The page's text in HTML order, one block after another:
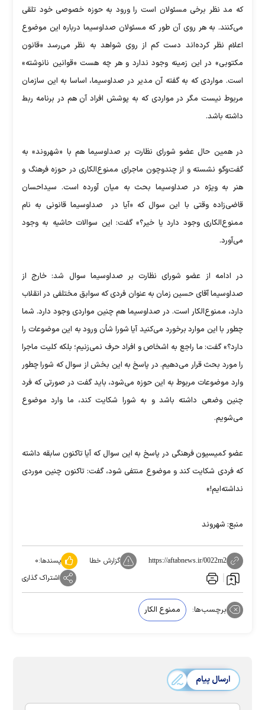
که مد نظر برخی مسئولان است را ورود به حوزه خصوصی خود تلقی
می‌کنند. به هر روی آن‌ طور که مسئولان صداوسیما درباره این موضوع
اعلام نظر کرده‌اند دست کم از روی شواهد به نظر می‌رسد «قانون
مکتوبی» در این زمینه وجود ندارد و هر چه هست «قوانین نانوشته»
است. مواردی که به گفته آن مدیر در صداوسیما، اساسا به این سازمان
مربوط نیست مگر در مواردی که به پوشش افراد آن هم در برنامه ربط
داشته باشد.
در همین حال عضو شورای نظارت بر صداوسیما هم با «شهروند» به
گفت‌و‌گو نشسته و از چند‌و‌چون ماجرای ممنوع‌الکاری در حوزه فرهنگ و
هنر به‌ ویژه در صداوسیما بحث به میان آورده است. سیداحسان
قاضی‌زاده وقتی با این سوال که «آیا در صداوسیما قانونی به نام
ممنوع‌الکاری وجود دارد یا خیر؟» گفت: این سوالات حاشیه به وجود
می‌آورد.
در ادامه از عضو شورای نظارت بر صداوسیما سوال شد: خارج از
صداوسیما آقای حسین زمان به‌ عنوان فردی که سوابق مختلفی در انقلاب
دارد، ممنوع‌الکار است. در صداوسیما هم چنین مواردی وجود دارد. شما
چطور با این موارد برخورد می‌کنید آیا شورا شأن ورود به این موضوعات را
دارد؟» گفت: ما راجع به اشخاص و افراد حرف نمی‌زنیم؛ بلکه کلیت ماجرا
را مورد بحث قرار می‌دهیم. در پاسخ به این بخش از سوال که شورا چطور
وارد موضوعات مربوط به این حوزه می‌شود، باید گفت در صورتی که فرد
چنین وضعی داشته باشد و به شورا شکایت کند، ما وارد موضوع
می‌شویم.
عضو کمیسیون فرهنگی در پاسخ به این سوال که آیا تاکنون سابقه‌ داشته
که فردی شکایت کند و موضوع منتفی شود، گفت: تاکنون چنین موردی
نداشته‌ایم!»
منبع: شهروند
https://aftabnews.ir/0022m2 گزارش خطا پسندها:۰
اشتراک گذاری
برچسب‌ها: ممنوع الکار
ارسال پیام